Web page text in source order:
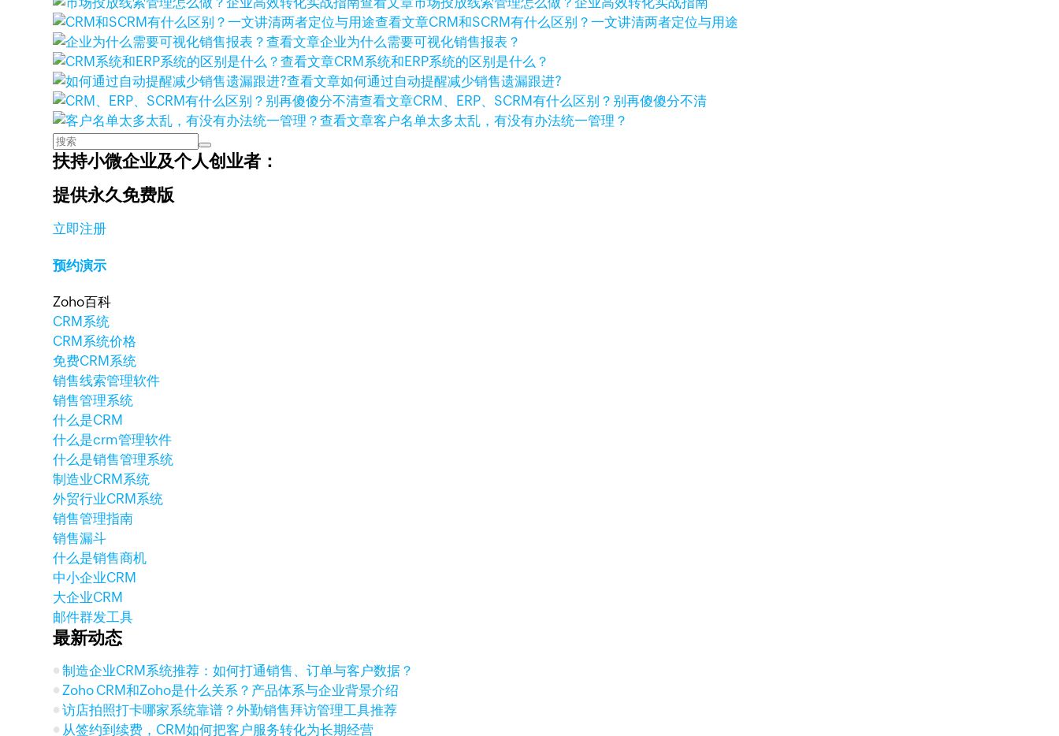
查看文章CRM和SCRM有什么区别？一文讲清两者定位与用途
查看文章企业为什么需要可视化销售报表？
查看文章CRM系统和ERP系统的区别是什么？
查看文章如何通过自动提醒减少销售遗漏跟进?
查看文章CRM、ERP、SCRM有什么区别？别再傻傻分不清
查看文章客户名单太多太乱，有没有办法统一管理？
扶持小微企业及个人创业者：
提供永久免费版
立即注册
预约演示
Zoho百科
CRM系统
CRM系统价格
免费CRM系统
销售线索管理软件
销售管理系统
什么是CRM
什么是crm管理软件
什么是销售管理系统
制造业CRM系统
外贸行业CRM系统
销售管理指南
销售漏斗
什么是销售商机
中小企业CRM
大企业CRM
邮件群发工具
最新动态
制造企业CRM系统推荐：如何打通销售、订单与客户数据？
Zoho CRM和Zoho是什么关系？产品体系与企业背景介绍
访店拍照打卡哪家系统靠谱？外勤销售拜访管理工具推荐
从签约到续费，CRM如何把客户服务转化为长期经营